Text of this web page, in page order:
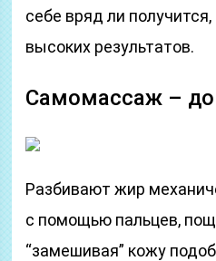
себе вряд ли
высоких результатов.
Самомассаж –
Разбивают жир
с помощью пальцев,
“замешивая” кожу